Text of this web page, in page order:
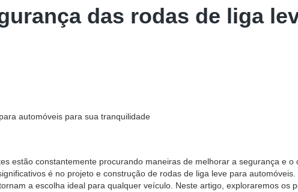
das rodas de liga
automóveis para sua tranquilidade
estão constantemente procurando maneiras de melhorar a segurança e
é no projeto e construção de rodas de liga leve para
a escolha ideal para qualquer veículo. Neste artigo, exploraremos